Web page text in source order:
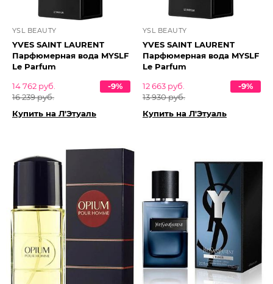
YSL BEAUTY
YVES SAINT LAURENT
Парфюмерная вода MYSLF
Le Parfum
14 762 руб.
16 239 руб.
-9%
Купить на Л'Этуаль
YSL BEAUTY
YVES SAINT LAURENT
Парфюмерная вода MYSLF
Le Parfum
12 663 руб.
13 930 руб.
-9%
Купить на Л'Этуаль